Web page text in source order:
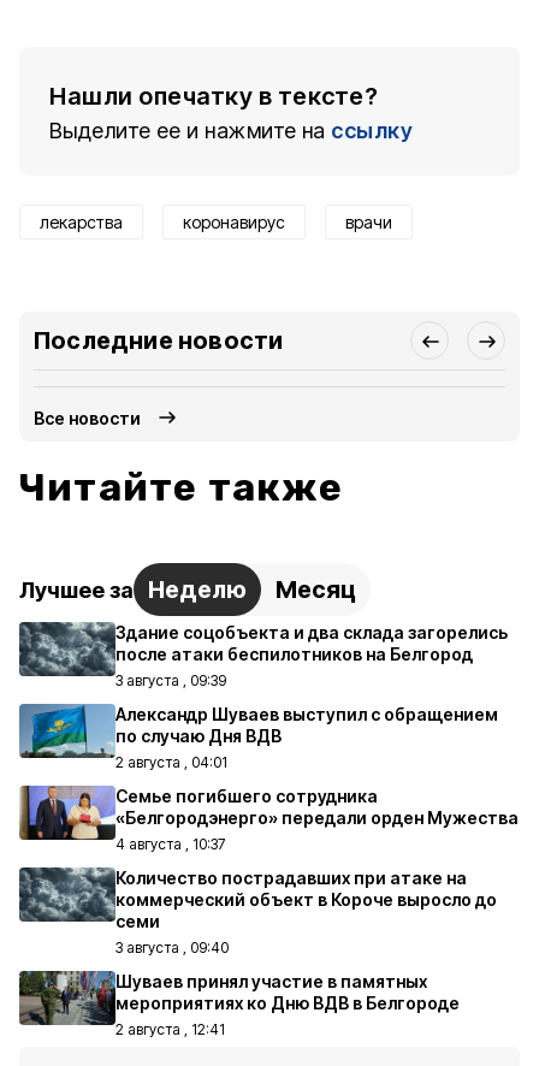
Нашли опечатку в тексте?
Выделите ее и нажмите на ссылку
лекарства коронавирус врачи
Последние новости
Все новости
Читайте также
Лучшее за Неделю Месяц
Здание соцобъекта и два склада загорелись
после атаки беспилотников на Белгород
3 августа , 09:39
Александр Шуваев выступил с обращением
по случаю Дня ВДВ
2 августа , 04:01
Семье погибшего сотрудника
«Белгородэнерго» передали орден Мужества
4 августа , 10:37
Количество пострадавших при атаке на
коммерческий объект в Короче выросло до
семи
3 августа , 09:40
Шуваев принял участие в памятных
мероприятиях ко Дню ВДВ в Белгороде
2 августа , 12:41